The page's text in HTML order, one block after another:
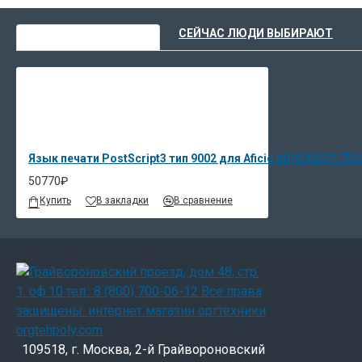
СЕЙЧАС ЛЮДИ ВЫБИРАЮТ
Язык печати PostScript3 тип 9002 для Aficio MP6002SP/
50770₽
Купить В закладки В сравнение
109518, г. Москва, 2-й Грайвороновский